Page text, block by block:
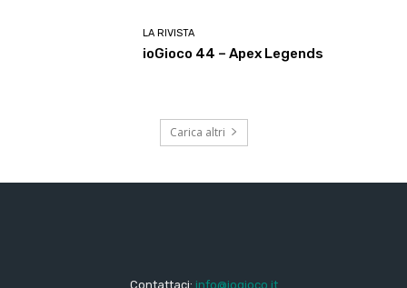
LA RIVISTA
ioGioco 44 – Apex Legends
Carica altri
Contattaci: info@iogioco.it